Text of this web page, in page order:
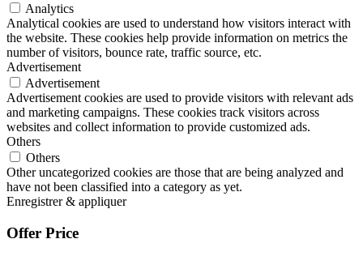
Analytics
Analytical cookies are used to understand how visitors interact with
the website. These cookies help provide information on metrics the
number of visitors, bounce rate, traffic source, etc.
Advertisement
Advertisement
Advertisement cookies are used to provide visitors with relevant ads
and marketing campaigns. These cookies track visitors across
websites and collect information to provide customized ads.
Others
Others
Other uncategorized cookies are those that are being analyzed and
have not been classified into a category as yet.
Enregistrer & appliquer
Offer Price